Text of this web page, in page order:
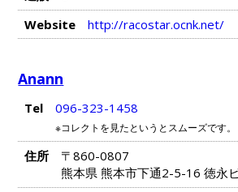
Website
http://racostar.ocnk.net/
Anann
Tel 096-323-1458
※コレクトを見たというとスムーズです。
住所
〒860-0807
熊本県 熊本市下通2-5-16 徳永